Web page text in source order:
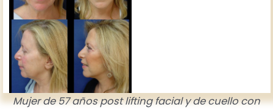
Mujer de 57 años post lifting facial y de cuello con